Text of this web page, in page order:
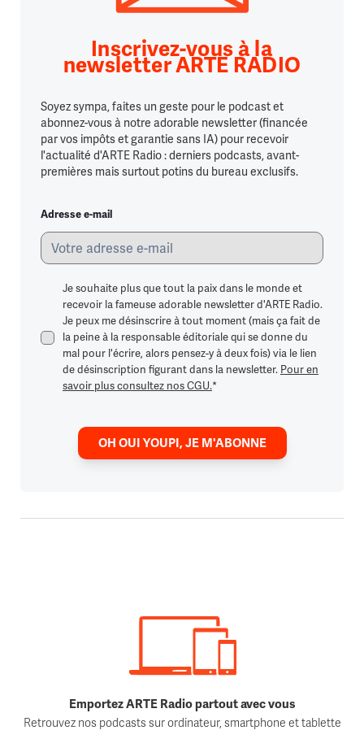
Inscrivez-vous à la
newsletter ARTE RADIO
Soyez sympa, faites un geste pour le podcast et
abonnez-vous à notre adorable newsletter (financée
par vos impôts et garantie sans IA) pour recevoir
l'actualité d'ARTE Radio : derniers podcasts, avant-
premières mais surtout potins du bureau exclusifs.
Adresse e-mail
Je souhaite plus que tout la paix dans le monde et
recevoir la fameuse adorable newsletter d'ARTE Radio.
Je peux me désinscrire à tout moment (mais ça fait de
la peine à la responsable éditoriale qui se donne du
mal pour l'écrire, alors pensez-y à deux fois) via le lien
de désinscription figurant dans la newsletter. Pour en
savoir plus consultez nos CGU.*
OH OUI YOUPI, JE M'ABONNE
Emportez ARTE Radio partout avec vous
Retrouvez nos podcasts sur ordinateur, smartphone et tablette